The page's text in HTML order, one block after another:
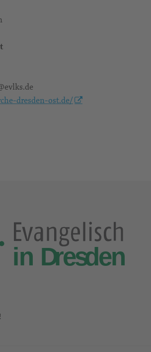
dresden-ost.de/